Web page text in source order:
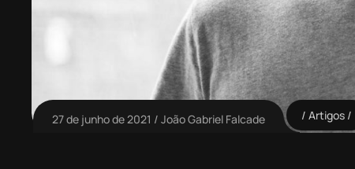
27 de junho de 2021 João Gabriel Falcade Artigos